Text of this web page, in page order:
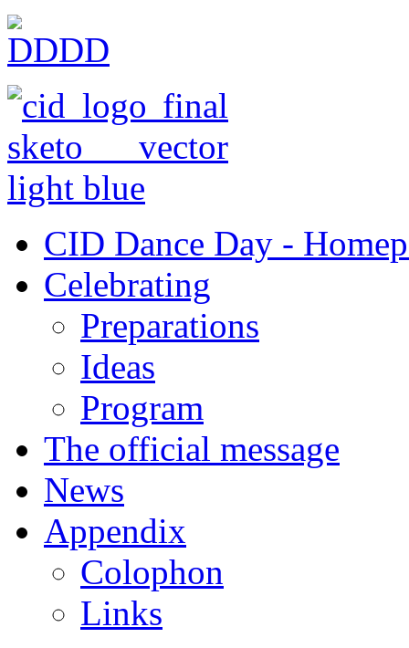
CID Dance Day -
Celebrating
Preparations
Ideas
Program
The official message
News
Appendix
Colophon
Links